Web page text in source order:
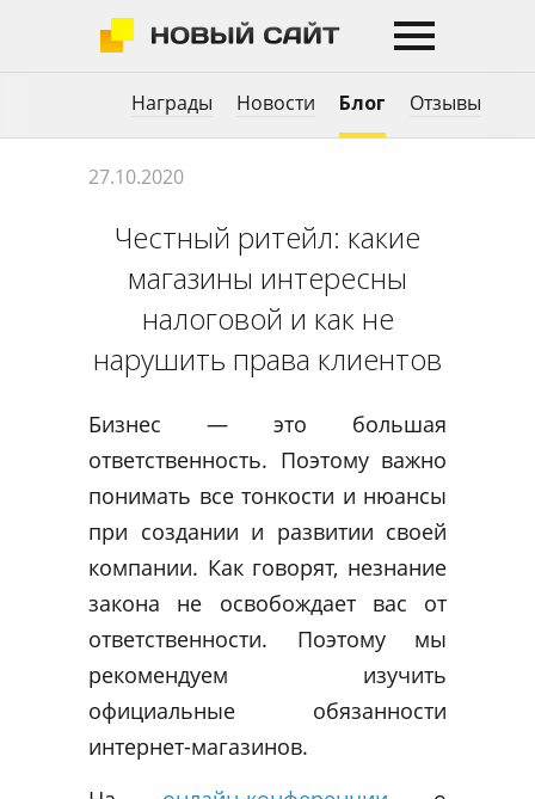
Награды Новости Блог Отзывы
27.10.2020
Честный ритейл: какие
магазины интересны
налоговой и как не
нарушить права клиентов
Бизнес — это большая
ответственность. Поэтому важно
понимать все тонкости и нюансы
при создании и развитии своей
компании. Как говорят, незнание
закона не освобождает вас от
ответственности. Поэтому мы
рекомендуем изучить
официальные обязанности
интернет-магазинов.